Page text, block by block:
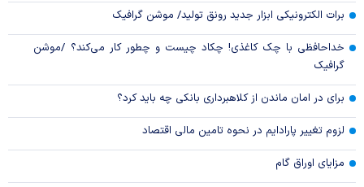
برات الکترونیکی ابزار جدید رونق تولید/ موشن گرافیک
خداحافظی با چک کاغذی! چکاد چیست و چطور کار می‌کند؟ /موشن
گرافیک
برای در امان ماندن از کلاهبرداری بانکی چه باید کرد؟
لزوم تغییر پارادایم در نحوه تامین مالی اقتصاد
مزایای اوراق گام